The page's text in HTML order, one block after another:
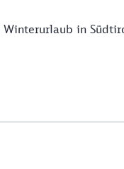
Winterurlaub in